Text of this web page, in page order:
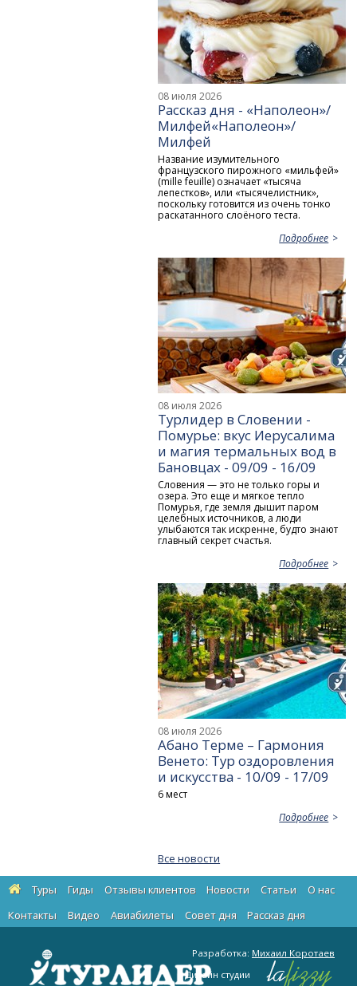
08 июля 2026
Рассказ дня - «Наполеон»/
Милфей«Наполеон»/
Милфей
Название изумительного
французского пирожного «мильфей»
(mille feuille) означает «тысяча
лепестков», или «тысячелистник»,
поскольку готовится из очень тонко
раскатанного слоёного теста.
Подробнее
08 июля 2026
Турлидер в Словении -
Помурье: вкус Иерусалима
и магия термальных вод в
Бановцах - 09/09 - 16/09
Словения — это не только горы и
озера. Это еще и мягкое тепло
Помурья, где земля дышит паром
целебных источников, а люди
улыбаются так искренне, будто знают
главный секрет счастья.
Подробнее
08 июля 2026
Абано Терме – Гармония
Венето: Тур оздоровления
и искусства - 10/09 - 17/09
6 мест
Подробнее
Все новости
Туры Гиды Отзывы клиентов Новости Статьи
О нас
Контакты
Видео Авиабилеты Cовет дня Рассказ дня
Разработка: Михаил Коротаев
Дизайн студии